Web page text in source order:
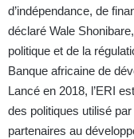
d’indépendance, de
déclaré Wale
politique et de la
Banque africaine de
Lancé en 2018, l’ERI
des politiques utilisé
partenaires au